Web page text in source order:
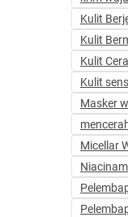
Kulit
Kulit
Kulit
Kulit
Masker
Micellar